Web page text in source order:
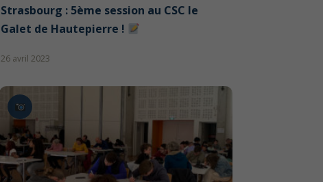
Strasbourg : 5ème session au CSC le
Galet de Hautepierre !
26 avril 2023